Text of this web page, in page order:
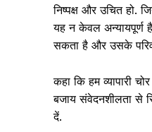
निष्पक्ष और उचित हो.
यह न केवल अन्यायपूर्ण
सकता है और उसके
कहा कि हम व्यापारी
बजाय संवेदनशीलता से
दें.